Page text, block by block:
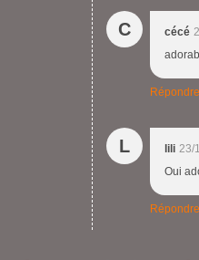
C cécé
Répondre
L lili 23/
Oui
Répondre